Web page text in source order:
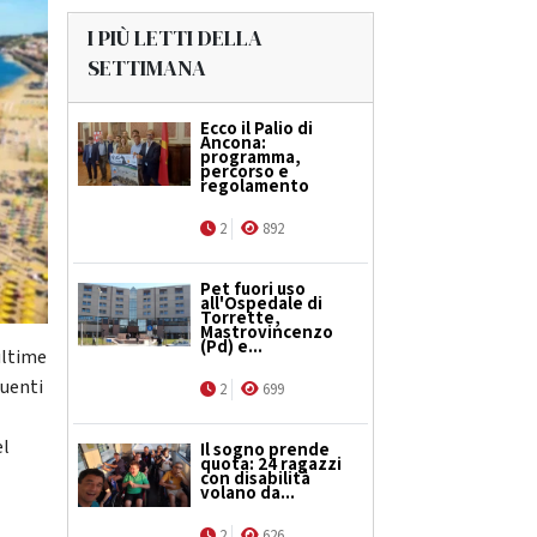
I PIÙ LETTI DELLA
SETTIMANA
Ecco il Palio di
Ancona:
programma,
percorso e
regolamento
2 892
Pet fuori uso
all'Ospedale di
Torrette,
Mastrovincenzo
(Pd) e...
2 699
Il sogno prende
quota: 24 ragazzi
con disabilità
volano da...